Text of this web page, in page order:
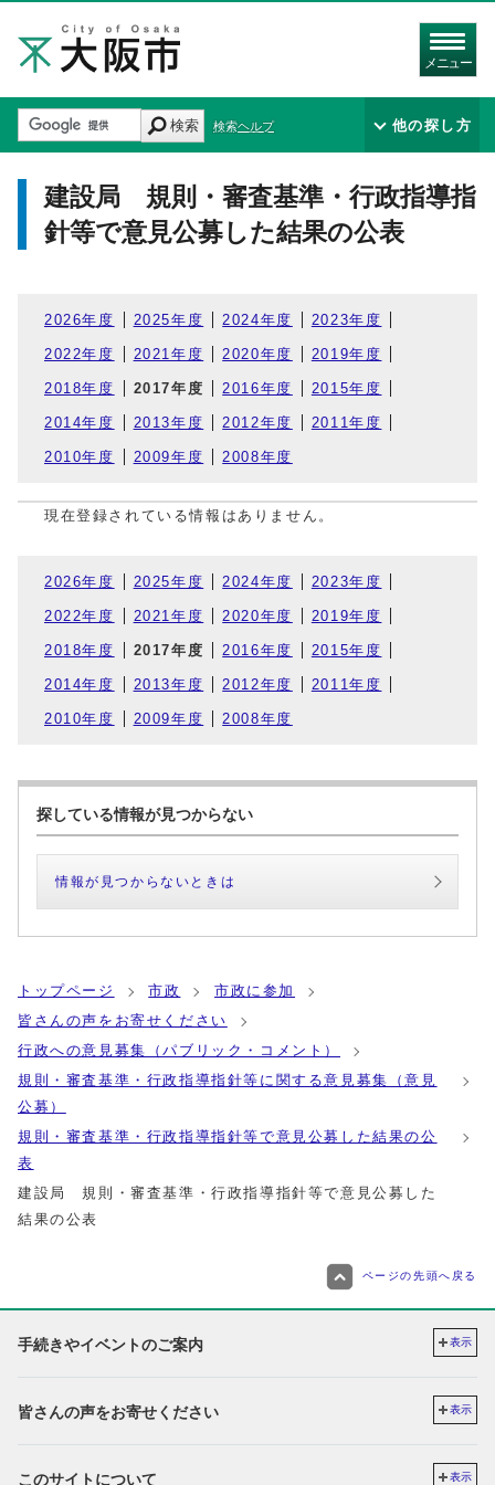
メニュー
検索 検索ヘルプ 他の探し方
建設局 規則・審査基準・行政指導指
針等で意見公募した結果の公表
2026年度 2025年度 2024年度 2023年度
2022年度 2021年度 2020年度 2019年度
2018年度 2017年度 2016年度 2015年度
2014年度 2013年度 2012年度 2011年度
2010年度 2009年度 2008年度
現在登録されている情報はありません。
2026年度 2025年度 2024年度 2023年度
2022年度 2021年度 2020年度 2019年度
2018年度 2017年度 2016年度 2015年度
2014年度 2013年度 2012年度 2011年度
2010年度 2009年度 2008年度
探している情報が見つからない
情報が見つからないときは
トップページ 市政
市政に参加
皆さんの声をお寄せください
行政への意見募集（パブリック・コメント）
規則・審査基準・行政指導指針等に関する意見募集（意見
公募）
規則・審査基準・行政指導指針等で意見公募した結果の公
表
建設局 規則・審査基準・行政指導指針等で意見公募した
結果の公表
ページの先頭へ戻る
手続きやイベントのご案内 表示
皆さんの声をお寄せください 表示
このサイトについて 表示